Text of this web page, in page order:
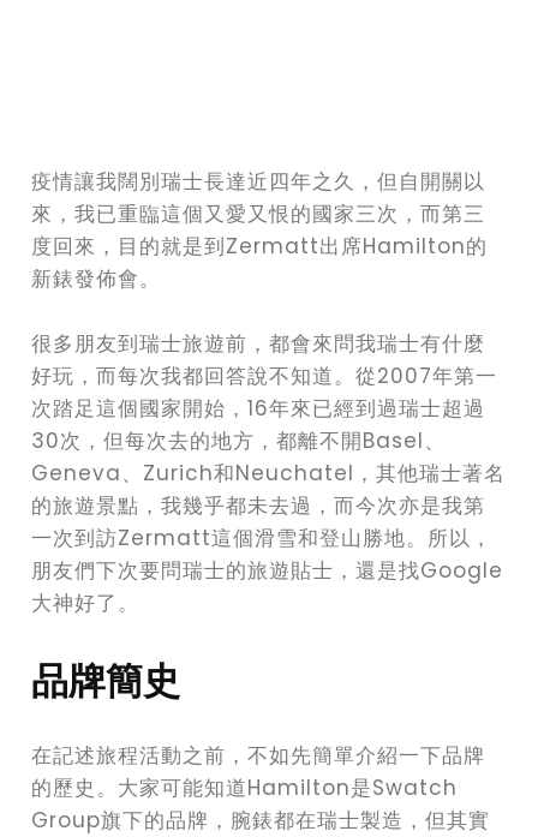
疫情讓我闊別瑞士長達近四年之久，但自開關以
來，我已重臨這個又愛又恨的國家三次，而第三
度回來，目的就是到Zermatt出席Hamilton的
新錶發佈會。
很多朋友到瑞士旅遊前，都會來問我瑞士有什麼
好玩，而每次我都回答說不知道。從2007年第一
次踏足這個國家開始，16年來已經到過瑞士超過
30次，但每次去的地方，都離不開Basel、
Geneva、Zurich和Neuchatel，其他瑞士著名
的旅遊景點，我幾乎都未去過，而今次亦是我第
一次到訪Zermatt這個滑雪和登山勝地。所以，
朋友們下次要問瑞士的旅遊貼士，還是找Google
大神好了。
品牌簡史
在記述旅程活動之前，不如先簡單介紹一下品牌
的歷史。大家可能知道Hamilton是Swatch
Group旗下的品牌，腕錶都在瑞士製造，但其實